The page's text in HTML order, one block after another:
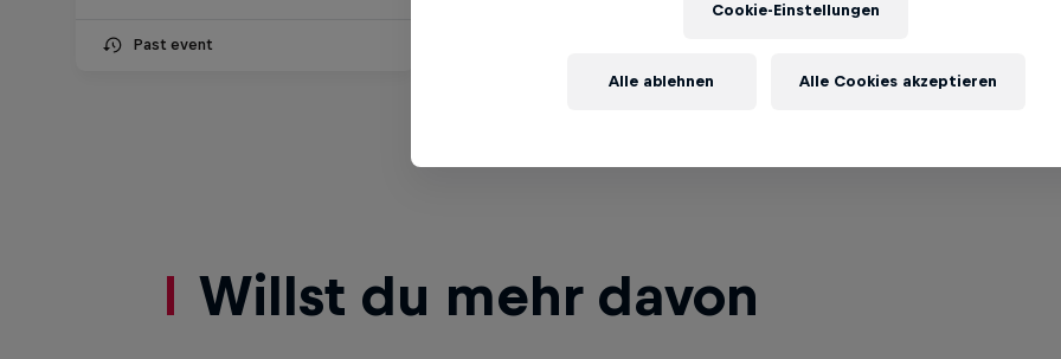
Past event
Willst du mehr davon
Cookie-Einstellungen
Alle ablehnen Alle Cookies akzeptieren